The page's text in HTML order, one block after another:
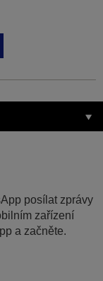
posílat zprávy
zařízení
a začněte.